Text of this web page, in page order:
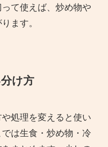
て使えば、炒め物や
ます。
け方
処理を変えると使い
は生食・炒め物・冷